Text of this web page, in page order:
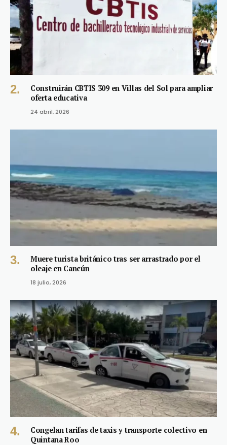
Construirán CBTIS 309 en Villas del Sol para ampliar
oferta educativa
24 abril, 2026
Muere turista británico tras ser arrastrado por el
oleaje en Cancún
18 julio, 2026
Congelan tarifas de taxis y transporte colectivo en
Quintana Roo